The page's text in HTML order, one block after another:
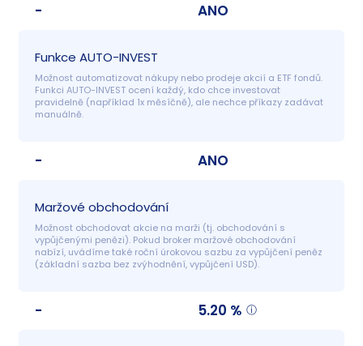
- ANO
Funkce AUTO-INVEST
Možnost automatizovat nákupy nebo prodeje akcií a ETF fondů.
Funkci AUTO-INVEST ocení každý, kdo chce investovat
pravidelně (například 1x měsíčně), ale nechce příkazy zadávat
manuálně.
- ANO
Maržové obchodování
Možnost obchodovat akcie na marži (tj. obchodování s
vypůjčenými penězi). Pokud broker maržové obchodování
nabízí, uvádíme také roční úrokovou sazbu za vypůjčení peněz
(základní sazba bez zvýhodnění, vypůjčení USD).
- 5.20 %